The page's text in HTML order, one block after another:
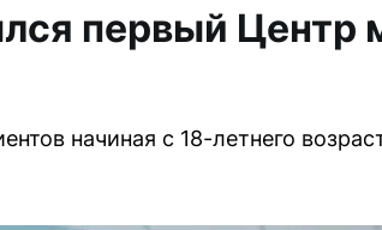
первый Центр
начиная с 18-летнего